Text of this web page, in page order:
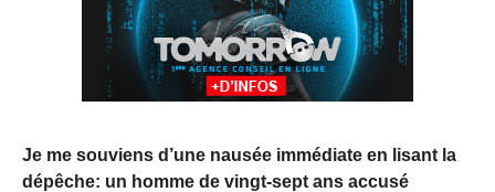
Je me souviens d’une nausée immédiate en lisant la
dépêche: un homme de vingt-sept ans accusé